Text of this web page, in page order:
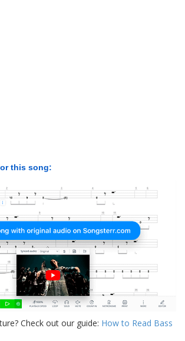
this song:
Check out our guide: How to Read Bass